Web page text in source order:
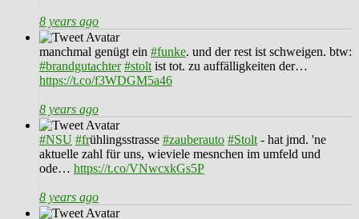
8 years ago
manchmal genügt ein #funke. und der rest ist schweigen. btw:
#brandgutachter #stolt ist tot. zu auffälligkeiten der…
https://t.co/f3WDGM5a46
8 years ago
#NSU #frühlingsstrasse #zauberauto #Stolt - hat jmd. 'ne
aktuelle zahl für uns, wieviele mesnchen im umfeld und
ode… https://t.co/VNwcxkGs5P
8 years ago